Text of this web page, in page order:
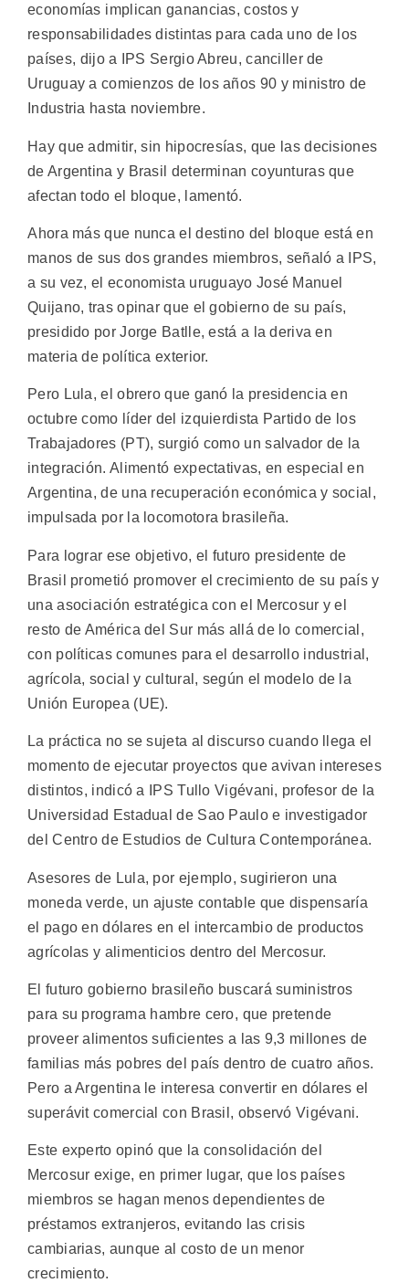
economías implican ganancias, costos y
responsabilidades distintas para cada uno de los
países, dijo a IPS Sergio Abreu, canciller de
Uruguay a comienzos de los años 90 y ministro de
Industria hasta noviembre.
Hay que admitir, sin hipocresías, que las decisiones
de Argentina y Brasil determinan coyunturas que
afectan todo el bloque, lamentó.
Ahora más que nunca el destino del bloque está en
manos de sus dos grandes miembros, señaló a IPS,
a su vez, el economista uruguayo José Manuel
Quijano, tras opinar que el gobierno de su país,
presidido por Jorge Batlle, está a la deriva en
materia de política exterior.
Pero Lula, el obrero que ganó la presidencia en
octubre como líder del izquierdista Partido de los
Trabajadores (PT), surgió como un salvador de la
integración. Alimentó expectativas, en especial en
Argentina, de una recuperación económica y social,
impulsada por la locomotora brasileña.
Para lograr ese objetivo, el futuro presidente de
Brasil prometió promover el crecimiento de su país y
una asociación estratégica con el Mercosur y el
resto de América del Sur más allá de lo comercial,
con políticas comunes para el desarrollo industrial,
agrícola, social y cultural, según el modelo de la
Unión Europea (UE).
La práctica no se sujeta al discurso cuando llega el
momento de ejecutar proyectos que avivan intereses
distintos, indicó a IPS Tullo Vigévani, profesor de la
Universidad Estadual de Sao Paulo e investigador
del Centro de Estudios de Cultura Contemporánea.
Asesores de Lula, por ejemplo, sugirieron una
moneda verde, un ajuste contable que dispensaría
el pago en dólares en el intercambio de productos
agrícolas y alimenticios dentro del Mercosur.
El futuro gobierno brasileño buscará suministros
para su programa hambre cero, que pretende
proveer alimentos suficientes a las 9,3 millones de
familias más pobres del país dentro de cuatro años.
Pero a Argentina le interesa convertir en dólares el
superávit comercial con Brasil, observó Vigévani.
Este experto opinó que la consolidación del
Mercosur exige, en primer lugar, que los países
miembros se hagan menos dependientes de
préstamos extranjeros, evitando las crisis
cambiarias, aunque al costo de un menor
crecimiento.